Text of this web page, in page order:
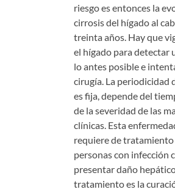
riesgo es entonces la
cirrosis del hígado al
treinta años. Hay que
el hígado para detectar
lo antes posible e
cirugía. La periodicidad
es fija, depende del
de la severidad de las
clínicas. Esta
requiere de tratamiento
personas con infección
presentar daño
tratamiento es la